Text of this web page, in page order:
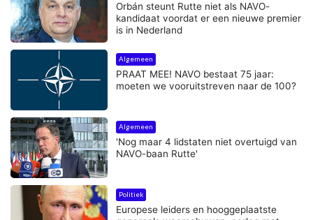
Orbán steunt Rutte niet als NAVO-
kandidaat voordat er een nieuwe premier
is in Nederland
Algemeen
PRAAT MEE! NAVO bestaat 75 jaar:
moeten we vooruitstreven naar de 100?
Algemeen
'Nog maar 4 lidstaten niet overtuigd van
NAVO-baan Rutte'
Politiek
Europese leiders en hooggeplaatste